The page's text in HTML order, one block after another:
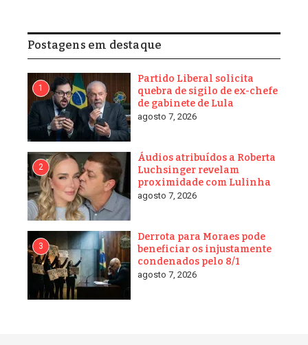
Postagens em destaque
1
Partido Liberal solicita
quebra de sigilo de ex-chefe
de gabinete de Lula
agosto 7, 2026
2
Áudios atribuídos a Roberta
Luchsinger revelam
proximidade com Lulinha
agosto 7, 2026
3
Derrota para Moraes pode
beneficiar os injustamente
condenados pelo 8/1
agosto 7, 2026